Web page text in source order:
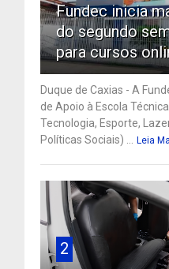
Fundec inicia
do segundo
para cursos
Duque de Caxias - A
de Apoio à Escola
Tecnologia, Esporte,
Políticas Sociais) ...
Leia
2